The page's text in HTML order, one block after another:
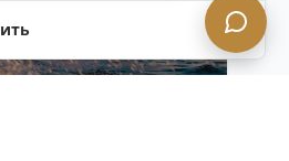
СЕЙЧАС!
время.